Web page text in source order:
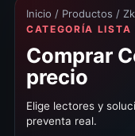
Inicio / Productos /
CATEGORÍA LISTA
Comprar
precio
Elige lectores y
preventa real.